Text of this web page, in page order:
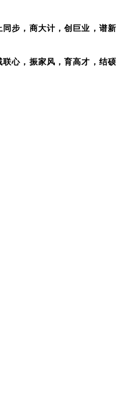
步，商大计，创巨业，谱新
心，振家风，育高才，结硕